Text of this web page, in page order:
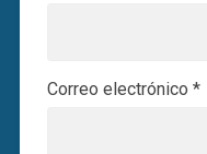
Correo electrónico *